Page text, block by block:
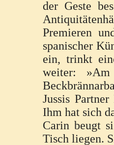
der Geste
Premieren
spanischer
ein, trinkt
weiter:
Jussis
Ihm hat sich
Carin beugt
Tisch liegen.